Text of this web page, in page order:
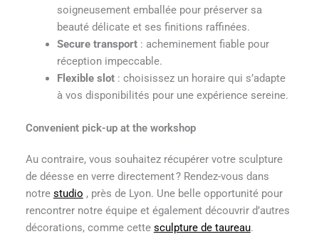
soigneusement emballée pour préserver sa
beauté délicate et ses finitions raffinées.
Secure transport: acheminement fiable pour
réception impeccable.
Flexible slot: choisissez un horaire qui s’adapte
à vos disponibilités pour une expérience sereine.
Convenient pick-up at the workshop
Au contraire, vous souhaitez récupérer votre sculpture
de déesse en verre directement ? Rendez-vous dans
notre studio , près de Lyon. Une belle opportunité pour
rencontrer notre équipe et également découvrir d’autres
décorations, comme cette sculpture de taureau.